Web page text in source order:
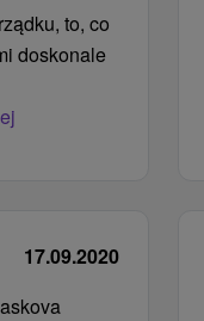
to, co
doskonale
17.09.2020